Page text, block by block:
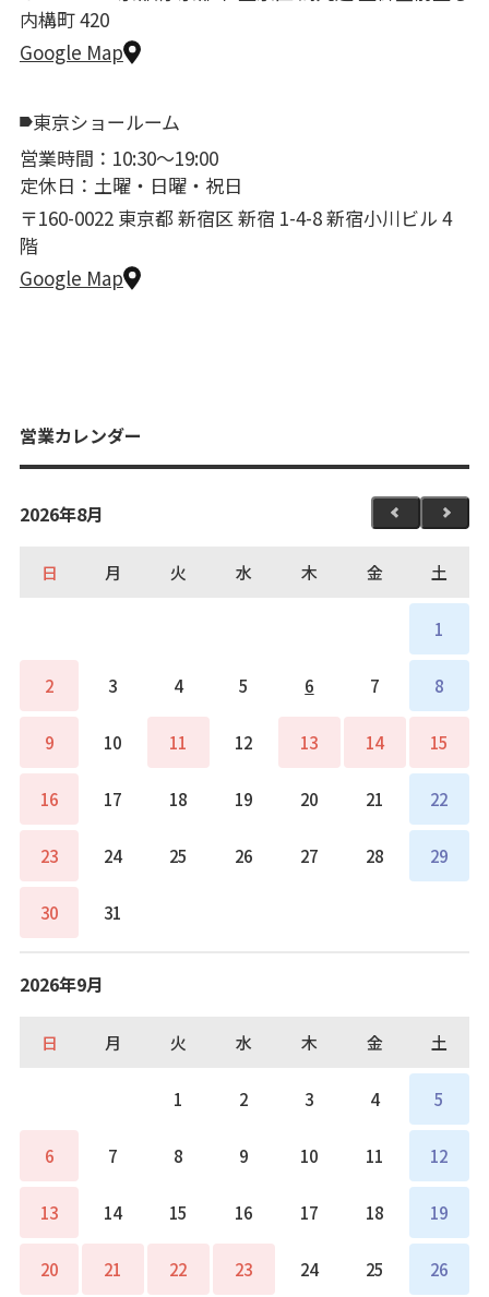
内構町 420
Google Map
東京ショールーム
営業時間：10:30〜19:00
定休日：土曜・日曜・祝日
〒160-0022 東京都 新宿区 新宿 1-4-8 新宿小川ビル 4
階
Google Map
営業カレンダー
2026年8月
日 月 火 水 木 金 土
1
2 3 4 5 6 7 8
9 10 11 12 13 14 15
16 17 18 19 20 21 22
23 24 25 26 27 28 29
30 31
2026年9月
日 月 火 水 木 金 土
1 2 3 4 5
6 7 8 9 10 11 12
13 14 15 16 17 18 19
20 21 22 23 24 25 26